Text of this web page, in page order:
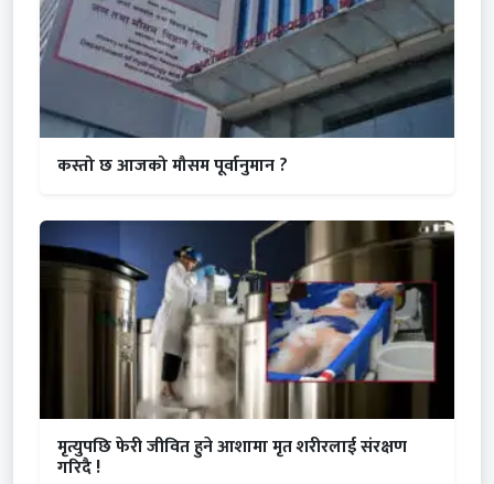
कस्तो छ आजको मौसम पूर्वानुमान ?
मृत्युपछि फेरी जीवित हुने आशामा मृत शरीरलाई संरक्षण
गरिदै !